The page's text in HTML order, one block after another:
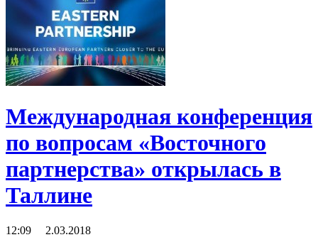
Международная конференция
по вопросам «Восточного
партнерства» открылась в
Таллине
12:09 2.03.2018